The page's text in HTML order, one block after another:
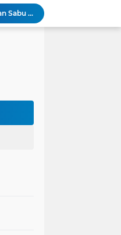
Polres Majalengka Gelar Konferensi Pers Ungkap Kasus Peredaran Sabu 18,13 Gram
Kapolres Majalengka Hadiri Kuliah Umum Nasional Bersama Kepala BNN RI di UNMA
Kapolres Pidie Pererat Silaturahmi dengan Pimpinan HUDA Pidie, Ajak Jaga Damai Aceh dan Semarakkan HUT RI ke-81